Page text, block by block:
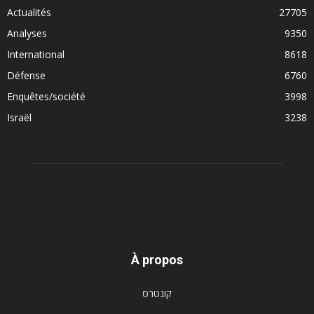
Actualités
27705
Analyses
9350
International
8618
Défense
6760
Enquêtes/société
3998
Israël
3238
À propos
קונטרס